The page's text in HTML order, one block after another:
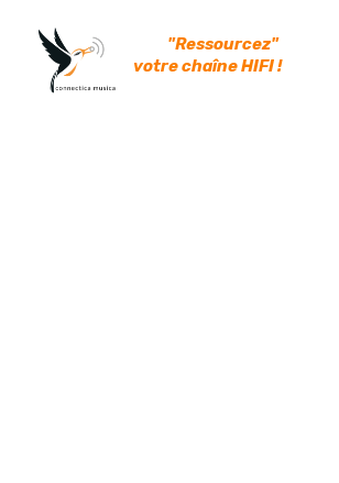
"Ressourcez"
votre chaîne HIFI !